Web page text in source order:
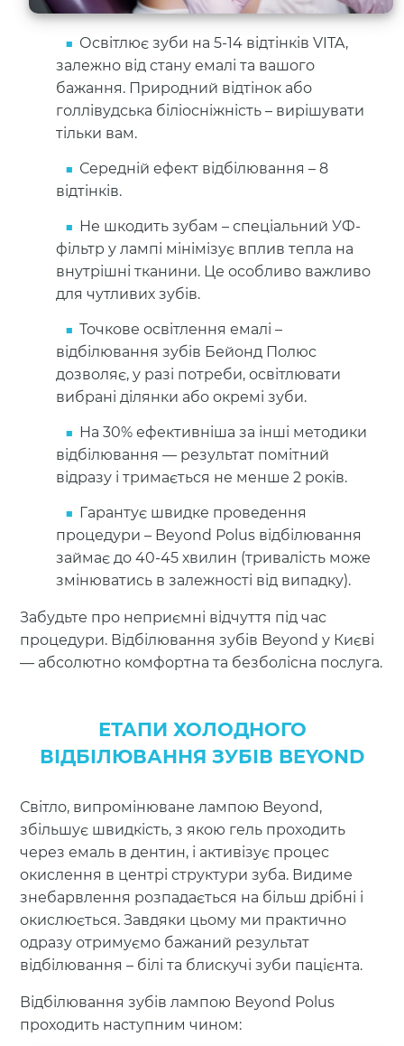
Освітлює зуби на 5-14 відтінків VITA,
залежно від стану емалі та вашого
бажання. Природний відтінок або
голлівудська біліосніжність – вирішувати
тільки вам.
Середній ефект відбілювання – 8
відтінків.
Не шкодить зубам – спеціальний УФ-
фільтр у лампі мінімізує вплив тепла на
внутрішні тканини. Це особливо важливо
для чутливих зубів.
Точкове освітлення емалі –
відбілювання зубів Бейонд Полюс
дозволяє, у разі потреби, освітлювати
вибрані ділянки або окремі зуби.
На 30% ефективніша за інші методики
відбілювання — результат помітний
відразу і тримається не менше 2 років.
Гарантує швидке проведення
процедури – Beyond Polus відбілювання
займає до 40-45 хвилин (тривалість може
змінюватись в залежності від випадку).
Забудьте про неприємні відчуття під час
процедури. Відбілювання зубів Beyond у Києві
— абсолютно комфортна та безболісна послуга.
ЕТАПИ ХОЛОДНОГО
ВІДБІЛЮВАННЯ ЗУБІВ BEYOND
Світло, випромінюване лампою Beyond,
збільшує швидкість, з якою гель проходить
через емаль в дентин, і активізує процес
окислення в центрі структури зуба. Видиме
знебарвлення розпадається на більш дрібні і
окислюється. Завдяки цьому ми практично
одразу отримуємо бажаний результат
відбілювання – білі та блискучі зуби пацієнта.
Відбілювання зубів лампою Вeyond Polus
проходить наступним чином: